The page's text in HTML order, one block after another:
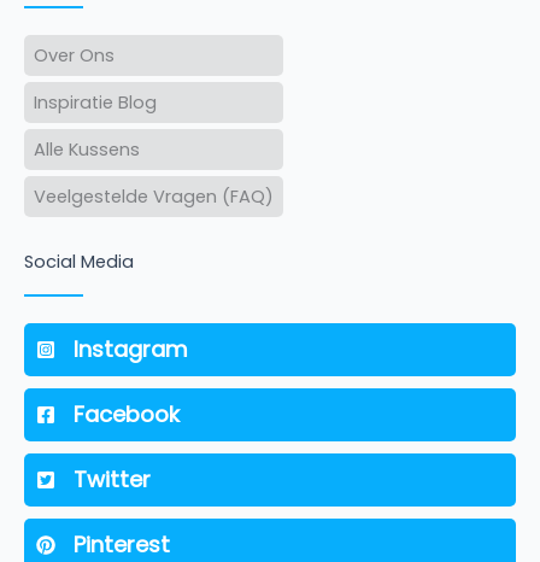
Over Ons
Inspiratie Blog
Alle Kussens
Veelgestelde Vragen (FAQ)
Social Media
Instagram
Facebook
Twitter
Pinterest